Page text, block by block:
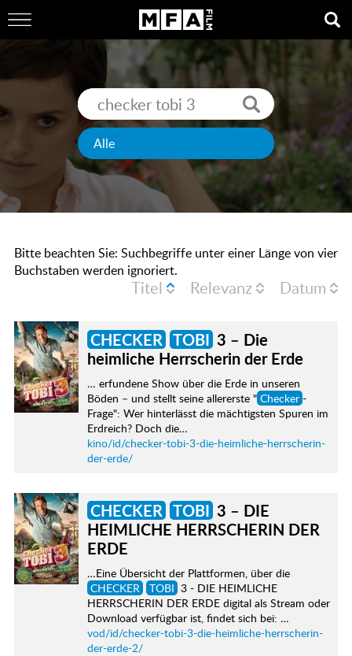
Bitte beachten Sie: Suchbegriffe unter einer Länge von vier
Buchstaben werden ignoriert.
Titel Relevanz Datum
CHECKER TOBI3 – Die
heimliche Herrscherin der Erde
… erfundene Show über die Erde in unseren
Böden – und stellt seine allererste " Checker -
Frage": Wer hinterlässt die mächtigsten Spuren im
Erdreich? Doch die…
kino/id/checker-tobi-3-die-heimliche-herrscherin-
der-erde/
CHECKER TOBI3 – DIE
HEIMLICHE HERRSCHERIN DER
ERDE
…Eine Übersicht der Plattformen, über die
CHECKER
TOBI 3 - DIE HEIMLICHE
HERRSCHERIN DER ERDE digital als Stream oder
Download verfügbar ist, findet sich bei: …
vod/id/checker-tobi-3-die-heimliche-herrscherin-
der-erde-2/